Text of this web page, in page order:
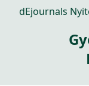
dEjournals